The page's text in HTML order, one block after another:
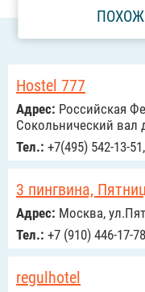
Hostel 777
Адрес: Российcкая
Сокольнический вал
Тел.: +7(495) 542-13-
3 пингвина,
Адрес: Москва,
Тел.: +7 (910) 446-17-78
regulhotel